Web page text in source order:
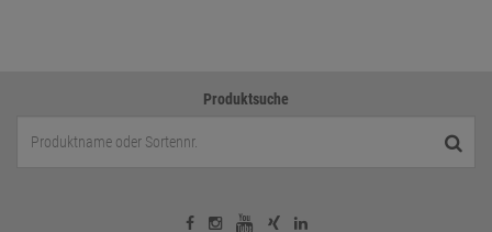
Produktsuche